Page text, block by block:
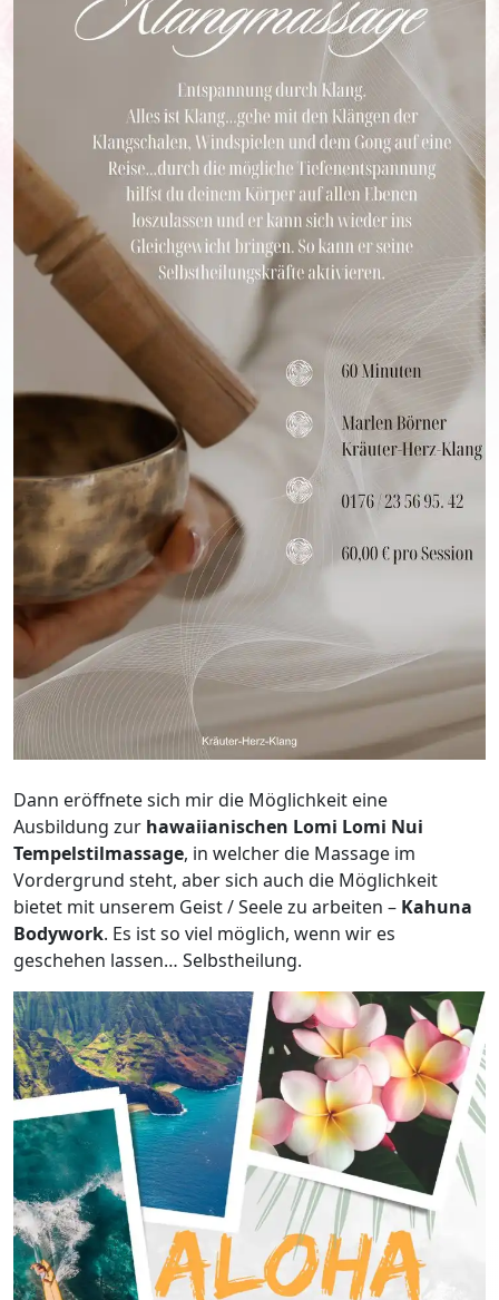
Dann eröffnete sich mir die Möglichkeit eine
Ausbildung zur hawaiianischen Lomi Lomi Nui
Tempelstilmassage, in welcher die Massage im
Vordergrund steht, aber sich auch die Möglichkeit
bietet mit unserem Geist / Seele zu arbeiten – Kahuna
Bodywork. Es ist so viel möglich, wenn wir es
geschehen lassen… Selbstheilung.